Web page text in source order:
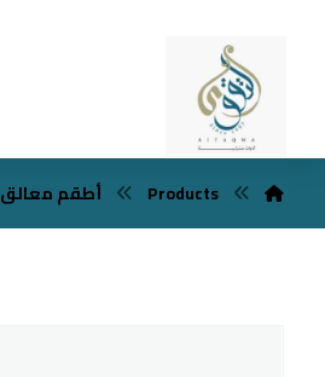
Products أطقم معالق